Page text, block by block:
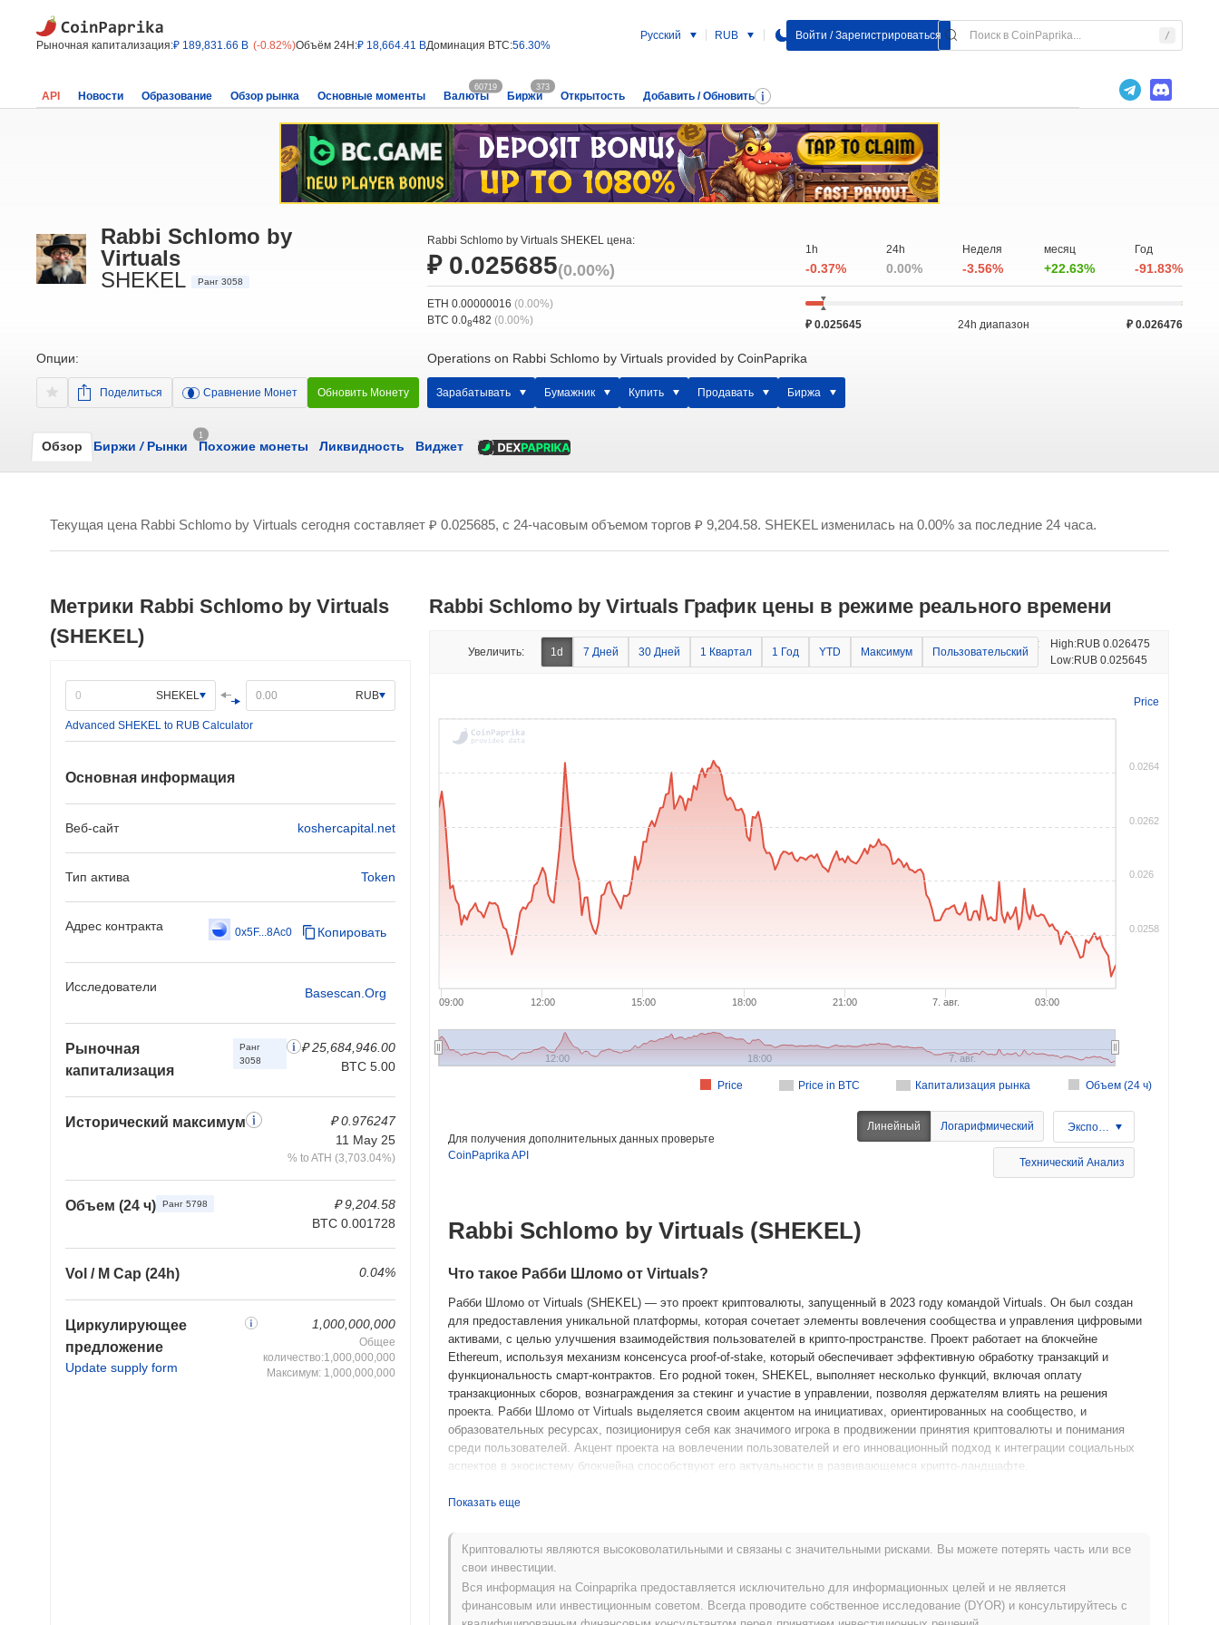
Рыночная капитализация:₽ 189,831.66 B (-0.82%)Объём 24H:₽ 18,664.41 BДоминация BTC:56.30%
Русский RUB Войти / Зарегистрироваться
API Новости Образование Обзор рынка Основные моменты Валюты
60719
Биржи
373
Открытость Добавить / Обновить
Rabbi Schlomo by
Virtuals
SHEKEL
Ранг 3058
Опции:
Поделиться Сравнение Монет Обновить Монету
Rabbi Schlomo by Virtuals SHEKEL цена:
₽ 0.025685(0.00%)
1h
-0.37%
24h
0.00%
Неделя
-3.56%
месяц
+22.63%
Год
-91.83%
ETH 0.00000016 (0.00%)
BTC 0.08482 (0.00%) ₽ 0.025645 24h диапазон ₽ 0.026476
Operations on Rabbi Schlomo by Virtuals provided by CoinPaprika
Зарабатывать Бумажник Купить Продавать Биржа
Обзор Биржи /Рынки
1
Похожие монеты Ликвидность Виджет
Текущая цена Rabbi Schlomo by Virtuals сегодня составляет ₽ 0.025685, с 24-часовым объемом торгов ₽ 9,204.58. SHEKEL изменилась на 0.00% за последние 24 часа.
Метрики Rabbi Schlomo by Virtuals
(SHEKEL)
SHEKEL RUB
Advanced SHEKEL to RUB Calculator
Основная информация
Веб-сайт koshercapital.net
Тип актива Token
Адрес контракта 0x5F...8Ac0 Копировать
Исследователи Basescan.org
Рыночная
капитализация
Ранг
3058
₽ 25,684,946.00
BTC 5.00
Исторический максимум
₽ 0.976247
11 May 25
% to ATH (3,703.04%)
Объем (24 ч) Ранг 5798
₽ 9,204.58
BTC 0.001728
Vol / M Cap (24h) 0.04%
Циркулирующее
предложение
Update supply form
1,000,000,000
Общее
количество:1,000,000,000
Максимум: 1,000,000,000
Rabbi Schlomo by Virtuals График цены в режиме реального времени
Увеличить: 1d 7 Дней 30 Дней 1 Квартал 1 Год YTD Максимум Пользовательский
Изменение цены:
High:RUB 0.026475
Low:RUB 0.025645
Price
Price in BTC Капитализация рынка Объем (24 ч)
Price
09:00 12:00 15:00 18:00 21:00 7. авг. 03:00
12:00 18:00 7. авг.
0.0258
0.026
0.0262
0.0264
Для получения дополнительных данных проверьте
CoinPaprika API
Линейный Логарифмический Экспорт
Технический Анализ
Rabbi Schlomo by Virtuals (SHEKEL)
Что такое Рабби Шломо от Virtuals?
Рабби Шломо от Virtuals (SHEKEL) — это проект криптовалюты, запущенный в 2023 году командой Virtuals. Он был создан
для предоставления уникальной платформы, которая сочетает элементы вовлечения сообщества и управления цифровыми
активами, с целью улучшения взаимодействия пользователей в крипто-пространстве. Проект работает на блокчейне
Ethereum, используя механизм консенсуса proof-of-stake, который обеспечивает эффективную обработку транзакций и
функциональность смарт-контрактов. Его родной токен, SHEKEL, выполняет несколько функций, включая оплату
транзакционных сборов, вознаграждения за стекинг и участие в управлении, позволяя держателям влиять на решения
проекта. Рабби Шломо от Virtuals выделяется своим акцентом на инициативах, ориентированных на сообщество, и
образовательных ресурсах, позиционируя себя как значимого игрока в продвижении принятия криптовалюты и понимания
среди пользователей. Акцент проекта на вовлечении пользователей и его инновационный подход к интеграции социальных
аспектов в экосистему блокчейна способствуют его актуальности в развивающемся крипто-ландшафте.
Когда и как начался Рабби Шломо от Virtuals?
видение проекта и техническую структуру. Проект запустил свою тестовую сеть в марте 2023 года, позволяя разработчикам
и ранним пользователям экспериментировать с его функциями и возможностями. После успешного тестирования основная
сеть была запущена в июне 2023 года, что ознаменовало его официальное вступление на рынок. Раннее развитие
сосредоточилось на создании уникальной экосистемы, которая интегрирует инициативы, ориентированные на сообщество, с
блокчейн-технологией. Первоначальное распределение токенов произошло через модель справедливого запуска в июле 2023
Показать еще
Криптовалюты являются высоковолатильными и связаны с значительными рисками. Вы можете потерять часть или все
свои инвестиции.
Вся информация на Coinpaprika предоставляется исключительно для информационных целей и не является
финансовым или инвестиционным советом. Всегда проводите собственное исследование (DYOR) и консультируйтесь с